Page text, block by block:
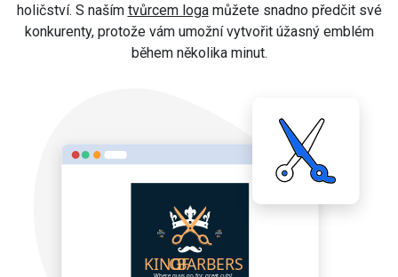
holičství. S naším tvůrcem logamůžete snadno předčit své
konkurenty, protože vám umožní vytvořit úžasný emblém
během několika minut.